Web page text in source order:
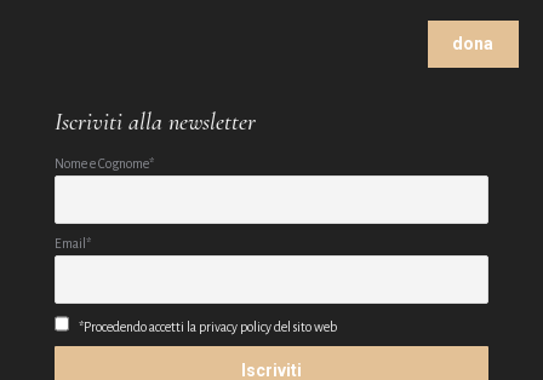
dona
Iscriviti alla newsletter
Nome e Cognome*
Email*
*Procedendo accetti la privacy policy del sito web